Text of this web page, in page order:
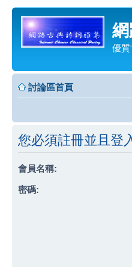
優質
討論區首頁
您必須註冊並且登
會員名稱:
密碼: